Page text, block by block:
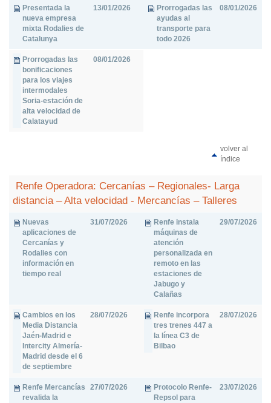
Presentada la
nueva empresa
mixta Rodalies de
Catalunya
13/01/2026
Prorrogadas las
ayudas al
transporte para
todo 2026
08/01/2026
Prorrogadas las
bonificaciones
para los viajes
intermodales
Soria-estación de
alta velocidad de
Calatayud
08/01/2026
volver al
índice
Renfe Operadora: Cercanías – Regionales- Larga
distancia – Alta velocidad - Mercancías – Talleres
Nuevas
aplicaciones de
Cercanías y
Rodalies con
información en
tiempo real
31/07/2026
Renfe instala
máquinas de
atención
personalizada en
remoto en las
estaciones de
Jabugo y
Calañas
29/07/2026
Cambios en los
Media Distancia
Jaén-Madrid e
Intercity Almería-
Madrid desde el 6
de septiembre
28/07/2026
Renfe incorpora
tres trenes 447 a
la línea C3 de
Bilbao
28/07/2026
Renfe Mercancías
revalida la
27/07/2026
Protocolo Renfe-
Repsol para
23/07/2026